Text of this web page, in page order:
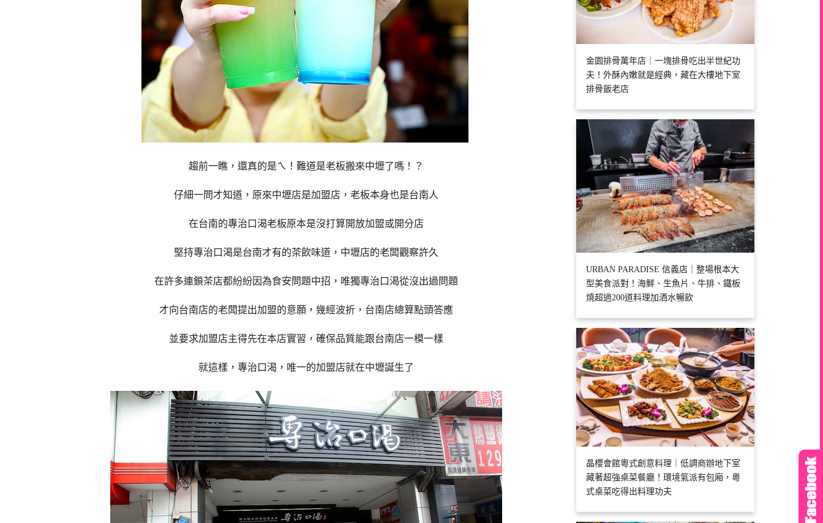
趨前一瞧，還真的是ㄟ！難道是老板搬來中壢了嗎！？
仔細一問才知道，原來中壢店是加盟店，老板本身也是台南人
在台南的專治口渴老板原本是沒打算開放加盟或開分店
堅持專治口渴是台南才有的茶飲味道，中壢店的老闆觀察許久
在許多連鎖茶店都紛紛因為食安問題中招，唯獨專治口渴從沒出過問題
才向台南店的老闆提出加盟的意願，幾經波折，台南店總算點頭答應
並要求加盟店主得先在本店實習，確保品質能跟台南店一模一樣
就這樣，專治口渴，唯一的加盟店就在中壢誕生了
金園排骨萬年店｜一塊排骨吃出半世紀功
夫！外酥內嫩就是經典，藏在大樓地下室
排骨飯老店
URBAN PARADISE 信義店｜整場根本大
型美食派對！海鮮、生魚片、牛排、鐵板
燒超過200道料理加酒水暢飲
晶櫻會館粵式創意料理｜低調商辦地下室
藏著超強桌菜餐廳！環境氣派有包廂，粵
式桌菜吃得出料理功夫